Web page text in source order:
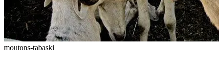
moutons-tabaski